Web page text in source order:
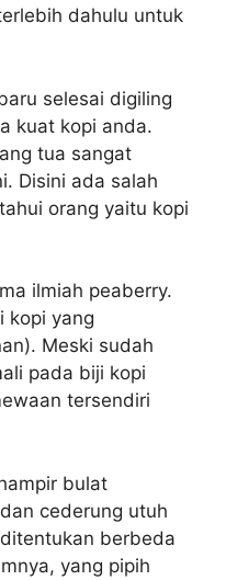
dahulu untuk
selesai digiling
kuat kopi anda.
tua sangat
Disini ada salah
orang yaitu kopi
ilmiah peaberry.
kopi yang
Meski sudah
pada biji kopi
tersendiri
bulat
cederung utuh
berbeda
yang pipih